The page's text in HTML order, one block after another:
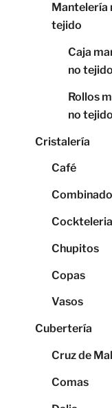
Mantelería
tejido
Caja
no tejido
Rollos
no tejido
Cristalería
Café
Cockteleria
Chupitos
Copas
Vasos
Cubertería
Cruz de
Comas